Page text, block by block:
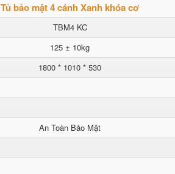
Tủ bảo mật 4 cánh Xanh khóa cơ
TBM4 KC
125 ± 10kg
1800 * 1010 * 530
An Toàn Bảo Mật